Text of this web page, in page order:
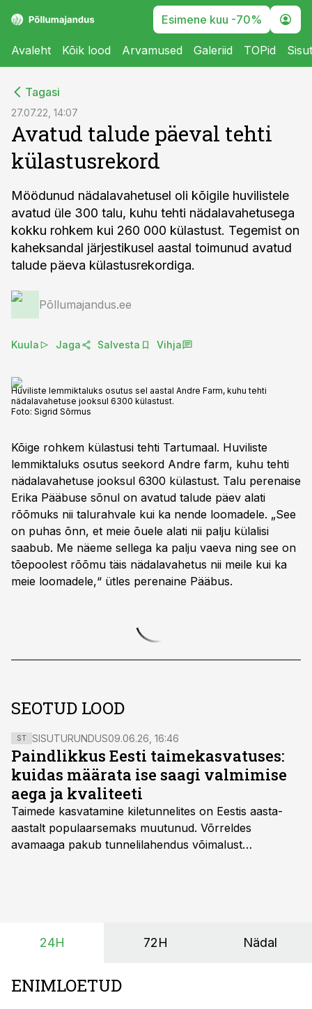
Esimene kuu -70%
Avaleht Kõik lood Arvamused Galeriid TOPid
Tagasi
27.07.22, 14:07
Avatud talude päeval tehti
külastusrekord
Möödunud nädalavahetusel oli kõigile huvilistele
avatud üle 300 talu, kuhu tehti nädalavahetusega
kokku rohkem kui 260 000 külastust. Tegemist on
kaheksandal järjestikusel aastal toimunud avatud
talude päeva külastusrekordiga.
Põllumajandus.ee
Kuula Jaga Salvesta Vihja
Huviliste lemmiktaluks osutus sel aastal Andre Farm, kuhu tehti
nädalavahetuse jooksul 6300 külastust.
Foto: Sigrid Sõrmus
Kõige rohkem külastusi tehti Tartumaal. Huviliste
lemmiktaluks osutus seekord Andre farm, kuhu tehti
nädalavahetuse jooksul 6300 külastust. Talu perenaise
Erika Pääbuse sõnul on avatud talude päev alati
rõõmuks nii talurahvale kui ka nende loomadele. „See
on puhas õnn, et meie õuele alati nii palju külalisi
saabub. Me näeme sellega ka palju vaeva ning see on
tõepoolest rõõmu täis nädalavahetus nii meile kui ka
meie loomadele,“ ütles perenaine Pääbus.
SEOTUD LOOD
ST SISUTURUNDUS09.06.26, 16:46
Paindlikkus Eesti taimekasvatuses:
kuidas määrata ise saagi valmimise
aega ja kvaliteeti
Taimede kasvatamine kiletunnelites on Eestis aasta-
aastalt populaarsemaks muutunud. Võrreldes
avamaaga pakub tunnelilahendus võimalust
24H 72H Nädal
ENIMLOETUD